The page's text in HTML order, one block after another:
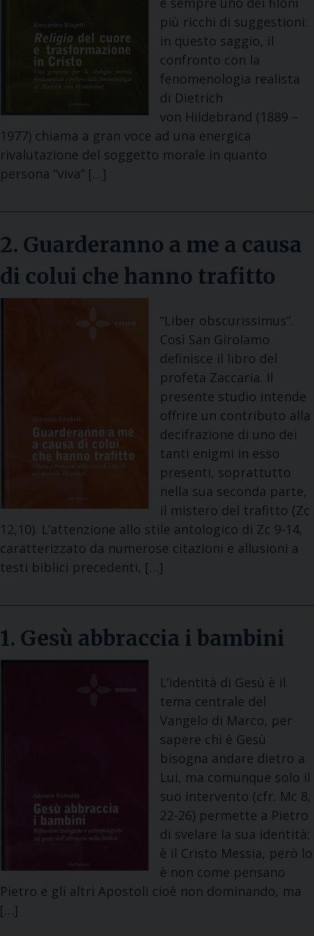
più ricchi di suggestioni:
in questo saggio, il
confronto con la
fenomenologia realista
di Dietrich
von Hildebrand (1889 –
1977) chiama a gran voce ad una energica
rivalutazione del soggetto morale in quanto
persona “viva” […]
2. Guarderanno a me a causa
di colui che hanno trafitto
“Liber obscurissimus”.
Così San Girolamo
definisce il libro del
profeta Zaccaria. Il
presente studio intende
offrire un contributo alla
decifrazione di uno dei
tanti enigmi in esso
presenti, soprattutto
nella sua seconda parte,
il mistero del trafitto (Zc
12,10). L’attenzione allo stile antologico di Zc 9-14,
caratterizzato da numerose citazioni e allusioni a
testi biblici precedenti, […]
1. Gesù abbraccia i bambini
L’identità di Gesù è il
tema centrale del
Vangelo di Marco, per
sapere chi è Gesù
bisogna andare dietro a
Lui, ma comunque solo il
suo intervento (cfr. Mc 8,
22-26) permette a Pietro
di svelare la sua identità:
è il Cristo Messia, però lo
è non come pensano
Pietro e gli altri Apostoli cioè non dominando, ma
[…]